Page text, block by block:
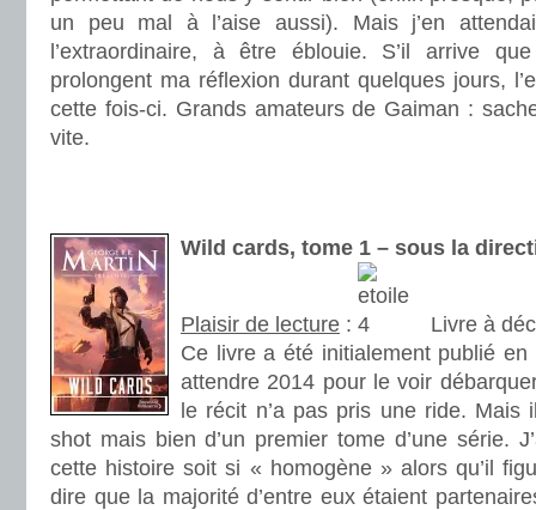
un peu mal à l’aise aussi). Mais j’en
l’extraordinaire, à être éblouie. S’il arrive
prolongent ma réflexion durant quelques jours,
cette fois-ci. Grands amateurs de Gaiman :
vite.
Wild cards, tome 1 – sous la
Plaisir de lecture :
Livre à
Ce livre a été initialement publié
attendre 2014 pour le voir
le récit n’a pas pris une ride. Mais
shot mais bien d’un premier tome d’une série.
cette histoire soit si « homogène » alors qu’il
dire que la majorité d’entre eux étaient